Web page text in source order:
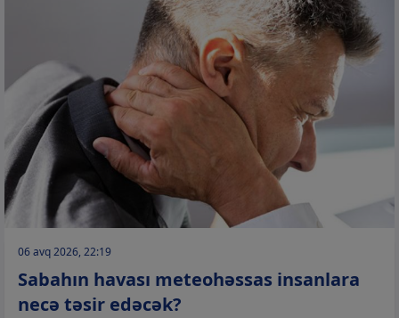
06 avq 2026, 22:19
Sabahın havası meteohəssas insanlara
necə təsir edəcək?